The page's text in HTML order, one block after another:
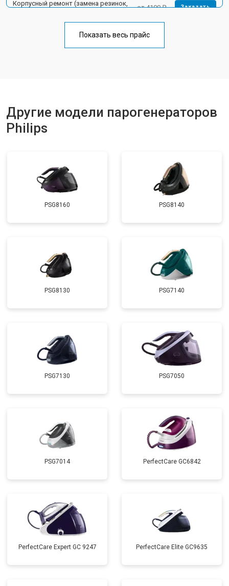
Корпусный ремонт (замена резинок,
от 4100 ₽ Заказать
Замена клапана давления от 5850 ₽
Показать весь прайс
Другие модели парогенераторов
Philips
PSG8160 PSG8140
PSG8130 PSG7140
PSG7130 PSG7050
PSG7014 PerfectCare GC6842
PerfectCare Expert GC 9247 PerfectCare Elite GC9635